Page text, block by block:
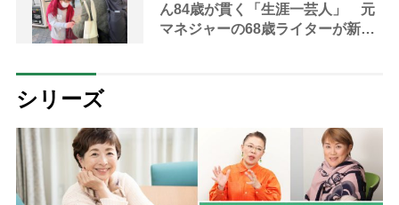
ん84歳が貫く「生涯一芸人」 元
マネジャーの68歳ライターが新年
シリーズ